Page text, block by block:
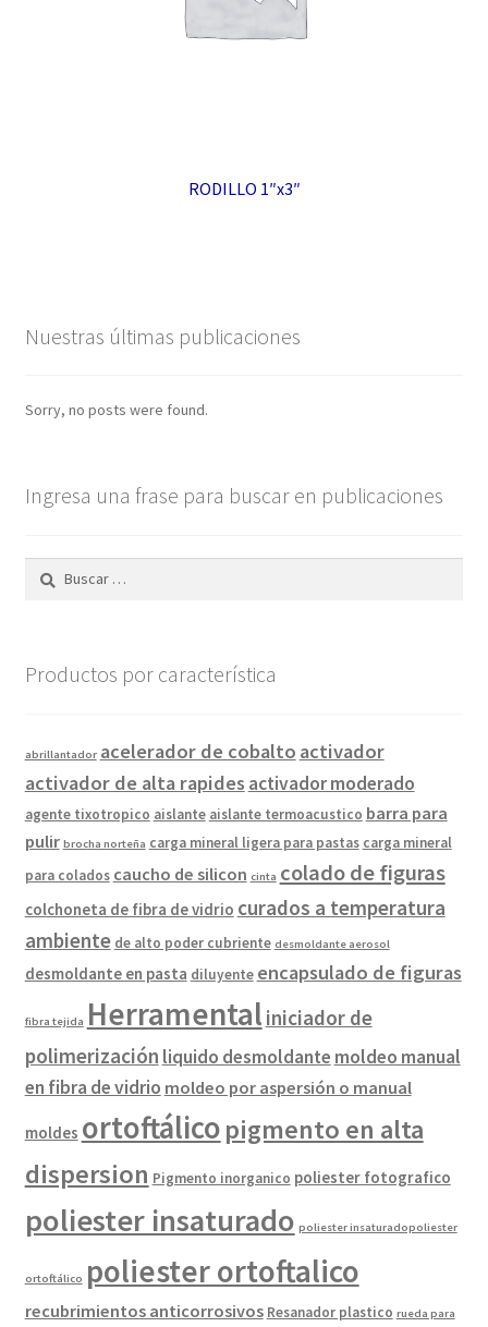
RODILLO 1″x3″
Nuestras últimas publicaciones
Sorry, no posts were found.
Ingresa una frase para buscar en publicaciones
Buscar:
Productos por característica
abrillantador acelerador de cobalto activador
activador de alta rapides activador moderado
agente tixotropico aislante aislante termoacustico barra para
pulir brocha norteña carga mineral ligera para pastas carga mineral
para colados caucho de silicon cinta colado de figuras
colchoneta de fibra de vidrio curados a temperatura
ambiente de alto poder cubriente desmoldante aerosol
desmoldante en pasta diluyente encapsulado de figuras
fibra tejida Herramental iniciador de
polimerización liquido desmoldante moldeo manual
en fibra de vidrio moldeo por aspersión o manual
moldes ortoftálicopigmento en alta
dispersion Pigmento inorganico poliester fotografico
poliester insaturado poliester insaturadopoliester
ortoftálico poliester ortoftalico
recubrimientos anticorrosivos Resanador plastico rueda para